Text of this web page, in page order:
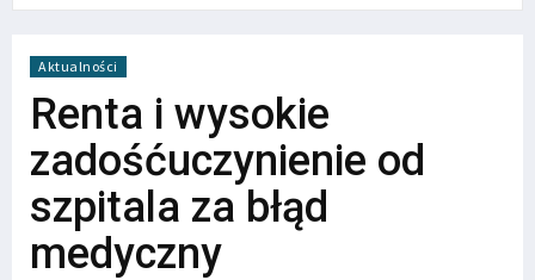
Aktualności
Renta i wysokie
zadośćuczynienie od
szpitala za błąd
medyczny